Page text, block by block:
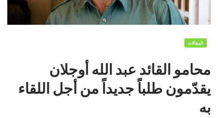
المقالات
محامو القائد عبد الله أوجلان
يقدّمون طلباً جديداً من أجل اللقاء
به